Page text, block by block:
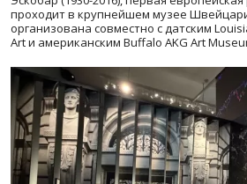
проходит в крупнейшем музее
организована совместно с датским
Art и американским Buffalo AKG Art